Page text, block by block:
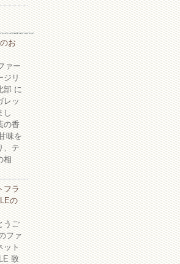
お
ァー
ジリ
部 に
レッ
し
の香
味を
、テ
相
フラ
の
うご
ファ
ット
致